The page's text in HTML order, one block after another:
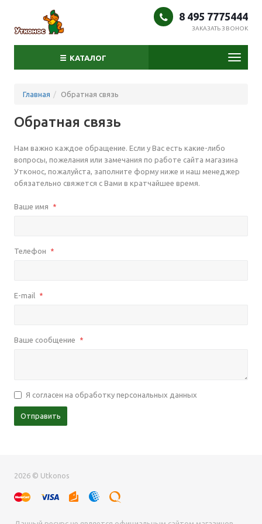
8 495 7775444
ЗАКАЗАТЬ ЗВОНОК
КАТАЛОГ
Главная Обратная связь
Обратная связь
Нам важно каждое обращение. Если у Вас есть какие-либо
вопросы, пожелания или замечания по работе сайта магазина
Утконос, пожалуйста, заполните форму ниже и наш менеджер
обязательно свяжется с Вами в кратчайшее время.
Ваше имя *
Телефон *
E-mail *
Ваше сообщение *
Я согласен на обработку персональных данных
Отправить
2026 © Utkonos